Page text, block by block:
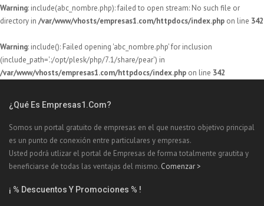
Warning: include(abc_nombre.php): failed to open stream: No such file or
directory in /var/www/vhosts/empresas1.com/httpdocs/index.php on line 342
Warning: include(): Failed opening 'abc_nombre.php' for inclusion
(include_path='.:/opt/plesk/php/7.1/share/pear') in
/var/www/vhosts/empresas1.com/httpdocs/index.php on line 342
¿Qué Es Empresas1.com?
Somos un portal gratuito de empresas en el que nuestro objetivo principal
es un punto de conexión entre particulares y empresas.
Usted podrá utlizar el portal de Empresas de forma totalmente grautita y
beneficiarse de todas las ventajas del mismo. Comenzar >
¡ % Descuentos Y Promociones % !